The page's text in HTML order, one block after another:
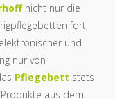
nicht nur die
fort,
und
nur von
Pflegebett stets
aus dem